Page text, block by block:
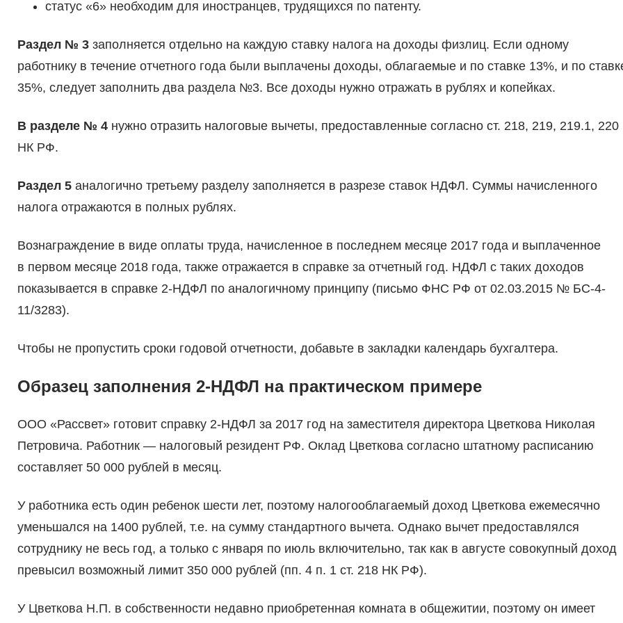
статус «6» необходим для иностранцев, трудящихся по патенту.
Раздел № 3заполняется отдельно на каждую ставку налога на доходы физлиц. Если одному
работнику в течение отчетного года были выплачены доходы, облагаемые и по ставке 13%, и по
35%, следует заполнить два раздела №3. Все доходы нужно отражать в рублях и копейках.
В разделе № 4нужно отразить налоговые вычеты, предоставленные согласно ст. 218, 219, 219.1, 220
НК РФ.
Раздел 5аналогично третьему разделу заполняется в разрезе ставок НДФЛ. Суммы начисленного
налога отражаются в полных рублях.
Вознаграждение в виде оплаты труда, начисленное в последнем месяце 2017 года и выплаченное
в первом месяце 2018 года, также отражается в справке за отчетный год. НДФЛ с таких доходов
показывается в справке 2-НДФЛ по аналогичному принципу (письмо ФНС РФ от 02.03.2015 № БС-4-
11/3283).
Чтобы не пропустить сроки годовой отчетности, добавьте в закладки календарь бухгалтера.
Образец заполнения 2-НДФЛ на практическом примере
ООО «Рассвет» готовит справку 2-НДФЛ за 2017 год на заместителя директора Цветкова Николая
Петровича. Работник — налоговый резидент РФ. Оклад Цветкова согласно штатному расписанию
составляет 50 000 рублей в месяц.
У работника есть один ребенок шести лет, поэтому налогооблагаемый доход Цветкова ежемесячно
уменьшался на 1400 рублей, т.е. на сумму стандартного вычета. Однако вычет предоставлялся
сотруднику не весь год, а только с января по июль включительно, так как в августе совокупный доход
превысил возможный лимит 350 000 рублей (пп. 4 п. 1 ст. 218 НК РФ).
У Цветкова Н.П. в собственности недавно приобретенная комната в общежитии, поэтому он имеет